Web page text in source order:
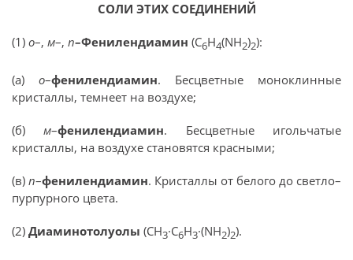
СОЛИ ЭТИХ СОЕДИНЕНИЙ
(1) o–, м–, п–Фенилендиамин (С6Н4(NH2)2):
(а) o–фенилендиамин. Бесцветные моноклинные
кристаллы, темнеет на воздухе;
(б)м–фенилендиамин. Бесцветные игольчатые
кристаллы, на воздухе становятся красными;
(в) п–фенилендиамин. Кристаллы от белого до светло–
пурпурного цвета.
(2) Диаминотолуолы (СН3·С6Н3·(NH2)2).